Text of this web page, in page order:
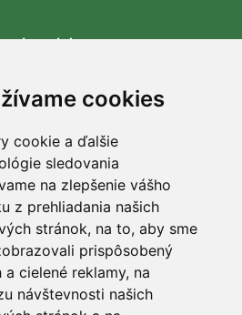
cookies
cookie a ďalšie
sledovania
na zlepšenie vášho
z prehliadania našich
stránok, na to, aby sme
prispôsobený
a cielené reklamy, na
návštevnosti našich
a bezplatne
objednávkach nad 75 EUR
a vrátenie tovaru
kedykoľvek vrátiť alebo vymeniť do 90
zasadíme strom! Prečítajte si viac